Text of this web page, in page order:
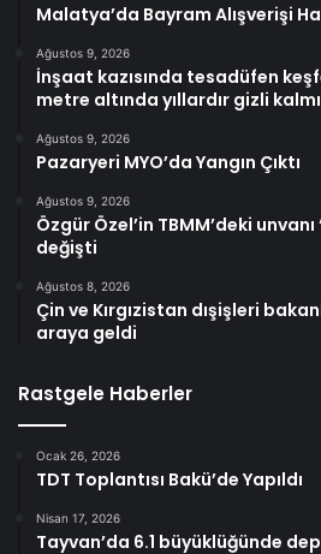
Malatya’da Bayram Alışverişi
Ağustos 9, 2026
İnşaat kazısında tesadüfen
metre altında yıllardır gizli
Ağustos 9, 2026
Pazaryeri MYO’da Yangın Çıktı
Ağustos 9, 2026
Özgür Özel’in TBMM’deki
değişti
Ağustos 8, 2026
Çin ve Kırgızistan dışişleri
araya geldi
Rastgele Haberler
Ocak 26, 2026
TDT Toplantısı Bakü’de Yapıldı
Nisan 17, 2026
Tayvan’da 6.1 büyüklüğünde